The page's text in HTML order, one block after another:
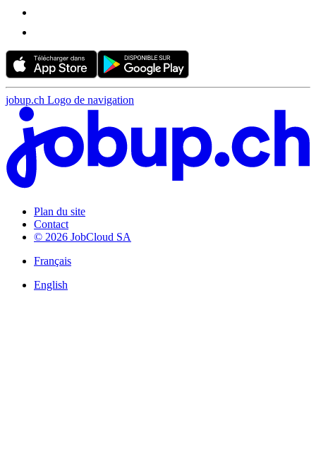
jobup.ch Logo de navigation
Plan du site
Contact
© 2026 JobCloud SA
Français
English